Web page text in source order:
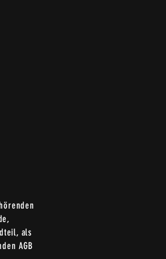
als
AGB